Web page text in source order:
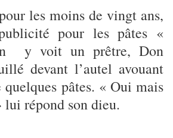
les moins de vingt ans,
pour les pâtes «
y voit un prêtre, Don
devant l’autel avouant
quelques pâtes. « Oui mais
lui répond son dieu.